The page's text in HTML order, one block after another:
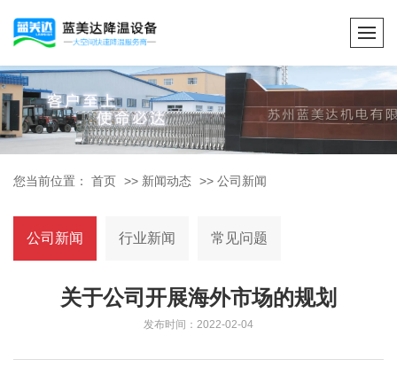
您当前位置： 首页 >> 新闻动态 >> 公司新闻
公司新闻 行业新闻 常见问题
关于公司开展海外市场的规划
发布时间：2022-02-04